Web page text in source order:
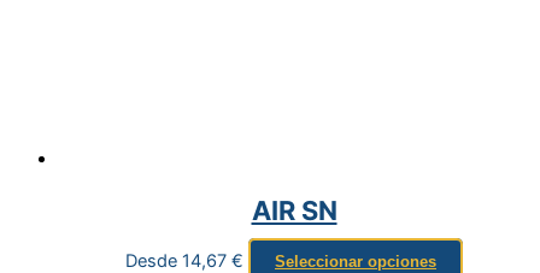
AIR SN
Desde 14,67 € Seleccionar opciones